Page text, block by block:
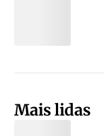
Mais lidas